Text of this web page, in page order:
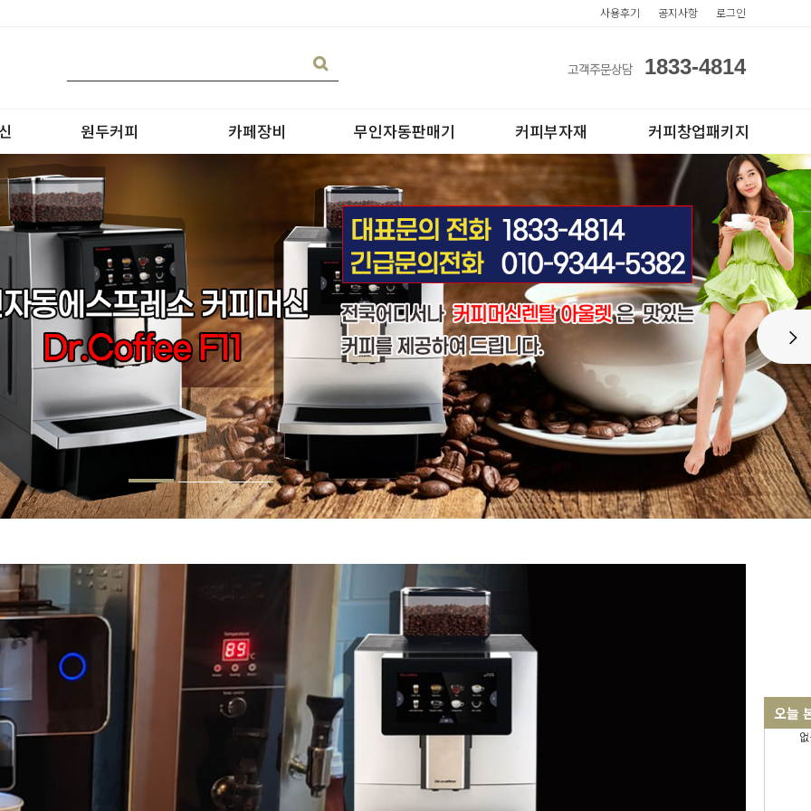
사용후기 공지사항 로그인
고객주문상담 1833-4814
원두커피
블랜딩
원두커피
원두커피의 종류
카페장비
온수기/우유스팀기
블렌더
그라인더
제빙기
CAN 캔시머 캔실링기
무인자동판매기 커피부자재
아이스컵
테이크아웃컵
커피창업패키지
전자동카페창업페키지
반자동카페창업페키지
반자동커피머신판매
오늘